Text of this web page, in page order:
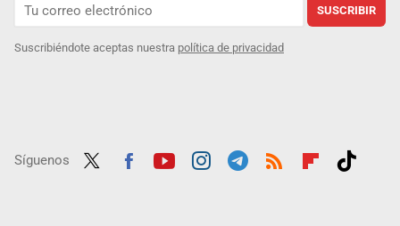
SUSCRIBIR
Suscribiéndote aceptas nuestra política de privacidad
Síguenos